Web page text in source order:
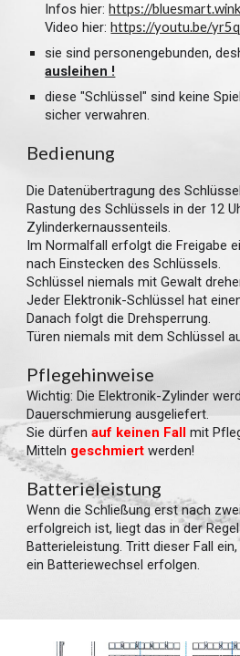
Infos hier:https://
Video hier:https://youtu.be/
sie sind personengebunden,
ausleihen !
diese "Schlüssel" sind keine
sicher verwahren.
Bedienung
Die Datenübertragung des
Rastung des Schlüssels in der 12
Zylinderkernaussenteils.
Im Normalfall erfolgt die Freigabe
nach Einstecken des Schlüssels.
Schlüssel niemals mit Gewalt
Jeder Elektronik-Schlüssel hat
Danach folgt die Drehsperrung.
Türen niemals mit dem Schlüssel
Pflegehinweise
Wichtig: Die Elektronik-Zylinder
Dauerschmierung ausgeliefert.
Sie dürfenauf keinen Fall mit
Mitteln geschmiert werden!
Batterieleistung
Wenn die Schließung erst nach
erfolgreich ist, liegt das in der
Batterieleistung. Tritt dieser Fall
ein Batteriewechsel erfolgen.